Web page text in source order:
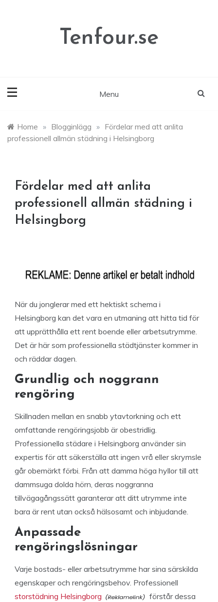
Tenfour.se
Menu
Home » Blogginlägg » Fördelar med att anlita
professionell allmän städning i Helsingborg
Fördelar med att anlita
professionell allmän städning i
Helsingborg
När du jonglerar med ett hektiskt schema i
Helsingborg kan det vara en utmaning att hitta tid för
att upprätthålla ett rent boende eller arbetsutrymme.
Det är här som professionella städtjänster kommer in
och räddar dagen.
Grundlig och noggrann
rengöring
Skillnaden mellan en snabb ytavtorkning och ett
omfattande rengöringsjobb är obestridlig.
Professionella städare i Helsingborg använder sin
expertis för att säkerställa att ingen vrå eller skrymsle
går obemärkt förbi. Från att damma höga hyllor till att
dammsuga dolda hörn, deras noggranna
tillvägagångssätt garanterar att ditt utrymme inte
bara är rent utan också hälsosamt och inbjudande.
Anpassade
rengöringslösningar
Varje bostads- eller arbetsutrymme har sina särskilda
egenskaper och rengöringsbehov. Professionell
storstädning Helsingborg
förstår dessa